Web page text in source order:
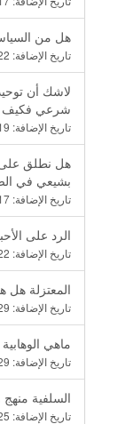
هل من
تاريخ الإضافة: 1433
لاشك أن
شرعي فكيف
تاريخ الإضافة: 1433
هل نطلق على
بشيعي في
تاريخ الإضافة: 1433
الرد على
تاريخ الإضافة: 1433
المعتزلة هل
تاريخ الإضافة: 1434
ماهي
تاريخ الإضافة: 1434
السلفية
تاريخ الإضافة: 1434